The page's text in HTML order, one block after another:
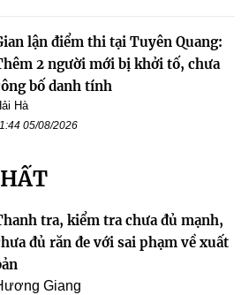
lận điểm thi tại Tuyên Quang:
2 người mới bị khởi tố, chưa
bố danh tính
Hà
05/08/2026
tra, kiểm tra chưa đủ mạnh,
đủ răn đe với sai phạm về xuất
Giang